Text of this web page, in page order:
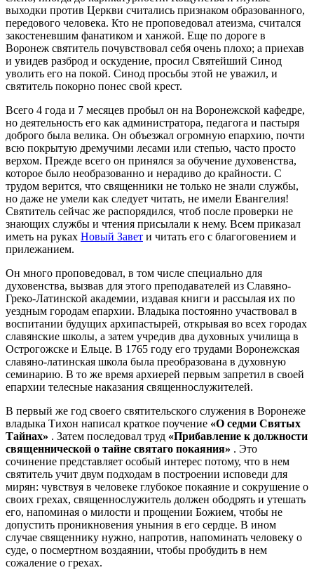
выходки против Церкви считались признаком образованного,
передового человека. Кто не проповедовал атеизма, считался
закостеневшим фанатиком и ханжой. Еще по дороге в
Воронеж святитель почувствовал себя очень плохо; а приехав
и увидев разброд и оскудение, просил Святейший Синод
уволить его на покой. Синод просьбы этой не уважил, и
святитель покорно понес свой крест.
Всего 4 года и 7 месяцев пробыл он на Воронежской кафедре,
но деятельность его как администратора, педагога и пастыря
доброго была велика. Он объезжал огромную епархию, почти
всю покрытую дремучими лесами или степью, часто просто
верхом. Прежде всего он принялся за обучение духовенства,
которое было необразованно и нерадиво до крайности. С
трудом верится, что священники не только не знали службы,
но даже не умели как следует читать, не имели Евангелия!
Святитель сейчас же распорядился, чтоб после проверки не
знающих службы и чтения присылали к нему. Всем приказал
иметь на руках Новый Завет и читать его с благоговением и
прилежанием.
Он много проповедовал, в том числе специально для
духовенства, вызвав для этого преподавателей из Славяно-
Греко-Латинской академии, издавая книги и рассылая их по
уездным городам епархии. Владыка постоянно участвовал в
воспитании будущих архипастырей, открывая во всех городах
славянские школы, а затем учредив два духовных училища в
Острогожске и Ельце. В 1765 году его трудами Воронежская
славяно-латинская школа была преобразована в духовную
семинарию. В то же время архиерей первым запретил в своей
епархии телесные наказания священнослужителей.
В первый же год своего святительского служения в Воронеже
владыка Тихон написал краткое поучение «О седми Святых
Тайнах» . Затем последовал труд «Прибавление к должности
священнической о тайне святаго покаяния» . Это
сочинение представляет особый интерес потому, что в нем
святитель учит двум подходам в построении исповеди для
мирян: чувствуя в человеке глубокое покаяние и сокрушение о
своих грехах, священнослужитель должен ободрять и утешать
его, напоминая о милости и прощении Божием, чтобы не
допустить проникновения уныния в его сердце. В ином
случае священнику нужно, напротив, напоминать человеку о
суде, о посмертном воздаянии, чтобы пробудить в нем
сожаление о грехах.